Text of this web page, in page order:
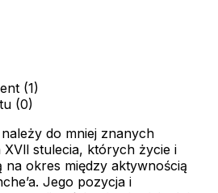
(1)
(0)
do mniej znanych
stulecia, których życie i
na okres między aktywnością
Jego pozycja i